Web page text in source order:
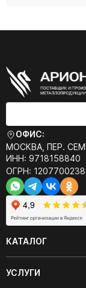
ОФИС:
МОСКВА, ПЕР.
ИНН: 9718158840
ОГРН:
КАТАЛОГ
УСЛУГИ